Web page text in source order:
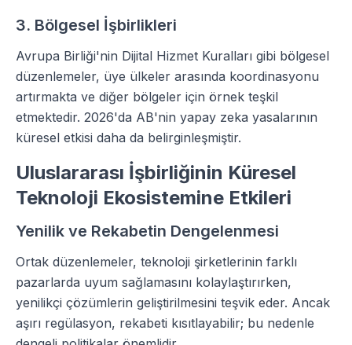
3. Bölgesel İşbirlikleri
Avrupa Birliği'nin Dijital Hizmet Kuralları gibi bölgesel
düzenlemeler, üye ülkeler arasında koordinasyonu
artırmakta ve diğer bölgeler için örnek teşkil
etmektedir. 2026'da AB'nin yapay zeka yasalarının
küresel etkisi daha da belirginleşmiştir.
Uluslararası İşbirliğinin Küresel
Teknoloji Ekosistemine Etkileri
Yenilik ve Rekabetin Dengelenmesi
Ortak düzenlemeler, teknoloji şirketlerinin farklı
pazarlarda uyum sağlamasını kolaylaştırırken,
yenilikçi çözümlerin geliştirilmesini teşvik eder. Ancak
aşırı regülasyon, rekabeti kısıtlayabilir; bu nedenle